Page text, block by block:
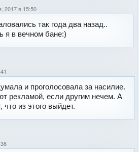
2017 в 15:50
так года два назад..
я в вечном бане:)
и проголосовала за насилие.
рекламой, если другим нечем. А
что из этого выйдет.